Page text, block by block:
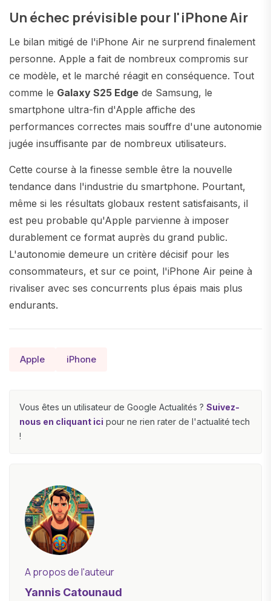
Un échec prévisible pour l'iPhone Air
Le bilan mitigé de l'iPhone Air ne surprend finalement
personne. Apple a fait de nombreux compromis sur
ce modèle, et le marché réagit en conséquence. Tout
comme le Galaxy S25 Edge de Samsung, le
smartphone ultra-fin d'Apple affiche des
performances correctes mais souffre d'une autonomie
jugée insuffisante par de nombreux utilisateurs.
Cette course à la finesse semble être la nouvelle
tendance dans l'industrie du smartphone. Pourtant,
même si les résultats globaux restent satisfaisants, il
est peu probable qu'Apple parvienne à imposer
durablement ce format auprès du grand public.
L'autonomie demeure un critère décisif pour les
consommateurs, et sur ce point, l'iPhone Air peine à
rivaliser avec ses concurrents plus épais mais plus
endurants.
Apple iPhone
Vous êtes un utilisateur de Google Actualités ? Suivez-
nous en cliquant ici pour ne rien rater de l'actualité tech
!
A propos de l'auteur
Yannis Catounaud